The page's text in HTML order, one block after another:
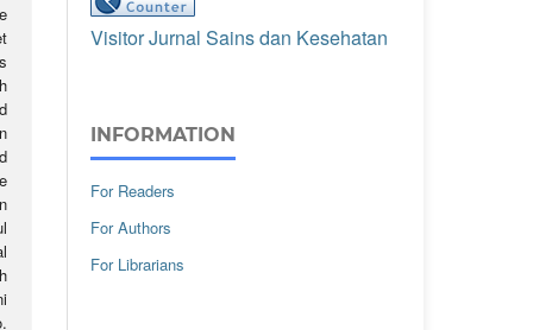
Visitor Jurnal Sains dan Kesehatan
INFORMATION
For Readers
For Authors
For Librarians